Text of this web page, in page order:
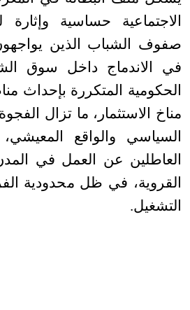
الاجتماعية حساسية
صفوف الشباب الذين
في الاندماج داخل سوق
الحكومية المتكررة
مناخ الاستثمار، ما تزال
السياسي والواقع
العاطلين عن العمل في
القروية، في ظل محدودية
التشغيل.